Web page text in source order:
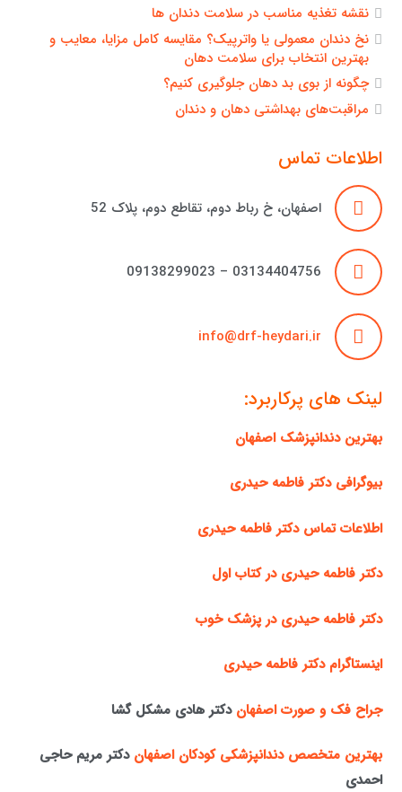
نقشه تغذیه مناسب در سلامت دندان ها
نخ دندان معمولی یا واترپیک؟ مقایسه کامل مزایا، معایب و
بهترین انتخاب برای سلامت دهان
چگونه از بوی بد دهان جلوگیری کنیم؟
مراقبت‌های بهداشتی دهان و دندان
اطلاعات تماس
اصفهان، خ رباط دوم، تقاطع دوم، پلاک 52
03134404756 – 09138299023
info@drf-heydari.ir
لینک های پرکاربرد:
بهترین دندانپزشک اصفهان
بیوگرافی دکتر فاطمه حیدری
اطلاعات تماس دکتر فاطمه حیدری
دکتر فاطمه حیدری در کتاب اول
دکتر فاطمه حیدری در پزشک خوب
اینستاگرام دکتر فاطمه حیدری
جراح فک و صورت اصفهان دکتر هادی مشکل گشا
بهترین متخصص دندانپزشکی کودکان اصفهان دکتر مریم حاجی
احمدی